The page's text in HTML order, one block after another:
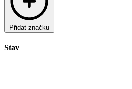
Přidat značku
Stav